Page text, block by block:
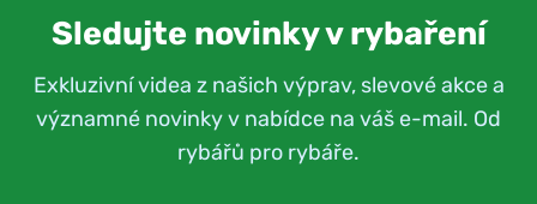
Sledujte novinky v rybaření
Exkluzivní videa z našich výprav, slevové akce a
významné novinky v nabídce na váš e-mail. Od
rybářů pro rybáře.